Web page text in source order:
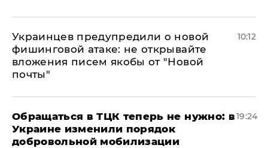
Украинцев предупредили о новой
фишинговой атаке: не открывайте
вложения писем якобы от "Новой
почты"
10:12
Обращаться в ТЦК теперь не нужно: в
Украине изменили порядок
добровольной мобилизации
19:24